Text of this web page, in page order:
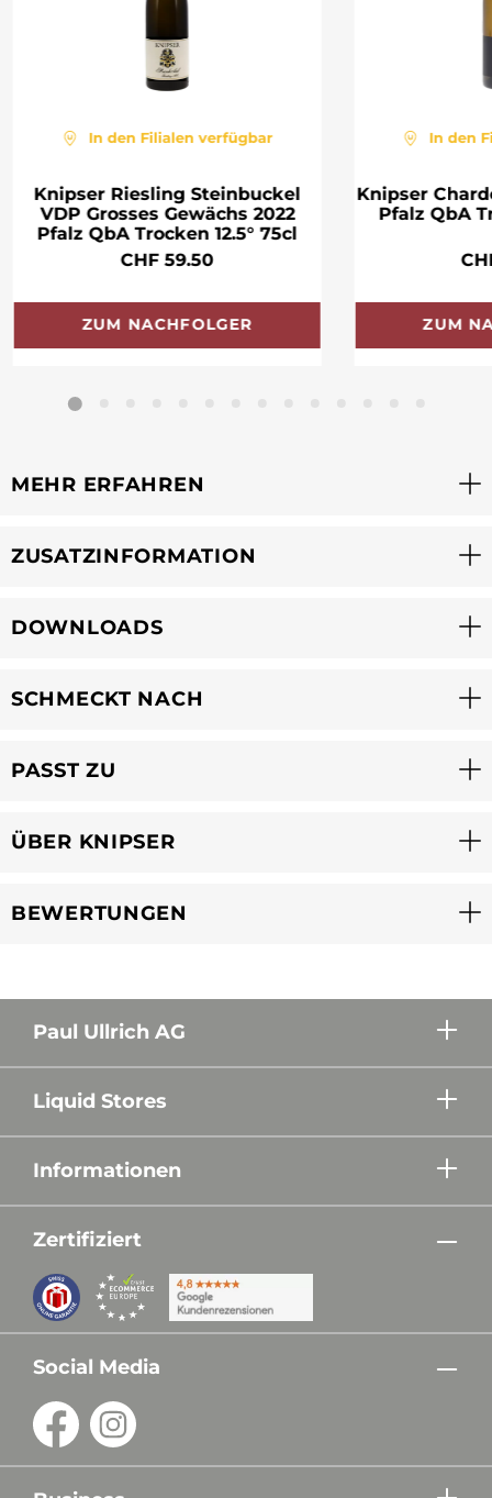
In den Filialen verfügbar
Knipser Riesling Steinbuckel
VDP Grosses Gewächs 2022
Pfalz QbA Trocken 12.5° 75cl
CHF 59.50
ZUM NACHFOLGER
In den
Knipser
Pfalz QbA
ZUM
MEHR ERFAHREN
ZUSATZINFORMATION
DOWNLOADS
SCHMECKT NACH
PASST ZU
ÜBER KNIPSER
BEWERTUNGEN
Paul Ullrich AG
Liquid Stores
Informationen
Zertifiziert
Social Media